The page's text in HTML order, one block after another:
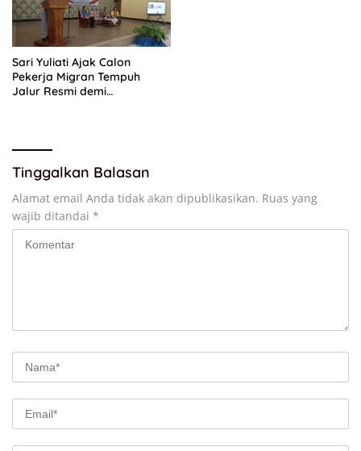
Sari Yuliati Ajak Calon
Pekerja Migran Tempuh
Jalur Resmi demi
Tinggalkan Balasan
Alamat email Anda tidak akan dipublikasikan. Ruas yang
wajib ditandai *